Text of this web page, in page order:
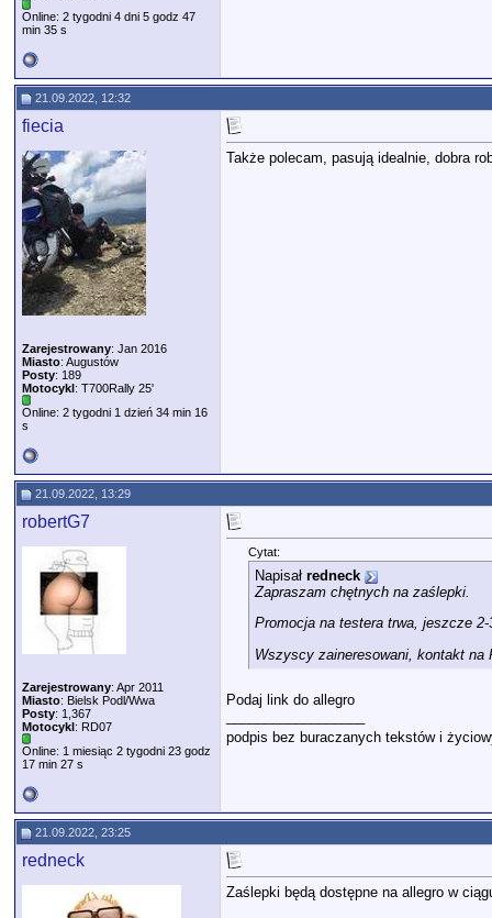
Online: 2 tygodni 4 dni 5 godz 47
min 35 s
21.09.2022, 12:32
fiecia
Zarejestrowany: Jan 2016
Miasto: Augustów
Posty: 189
Motocykl: T700Rally 25'
Online: 2 tygodni 1 dzień 34 min 16
s
Także polecam, pasują idealnie, dobra
21.09.2022, 13:29
robertG7
Zarejestrowany: Apr 2011
Miasto: Bielsk Podl/Wwa
Posty: 1,367
Motocykl: RD07
Online: 1 miesiąc 2 tygodni 23 godz
17 min 27 s
Cytat:
Napisał redneck
Zapraszam chętnych na zaślepki.
Promocja na testera trwa, jeszcze
Wszyscy zaineresowani, kontakt na
Podaj link do allegro
podpis bez buraczanych tekstów i
21.09.2022, 23:25
redneck
Zaślepki będą dostępne na allegro w